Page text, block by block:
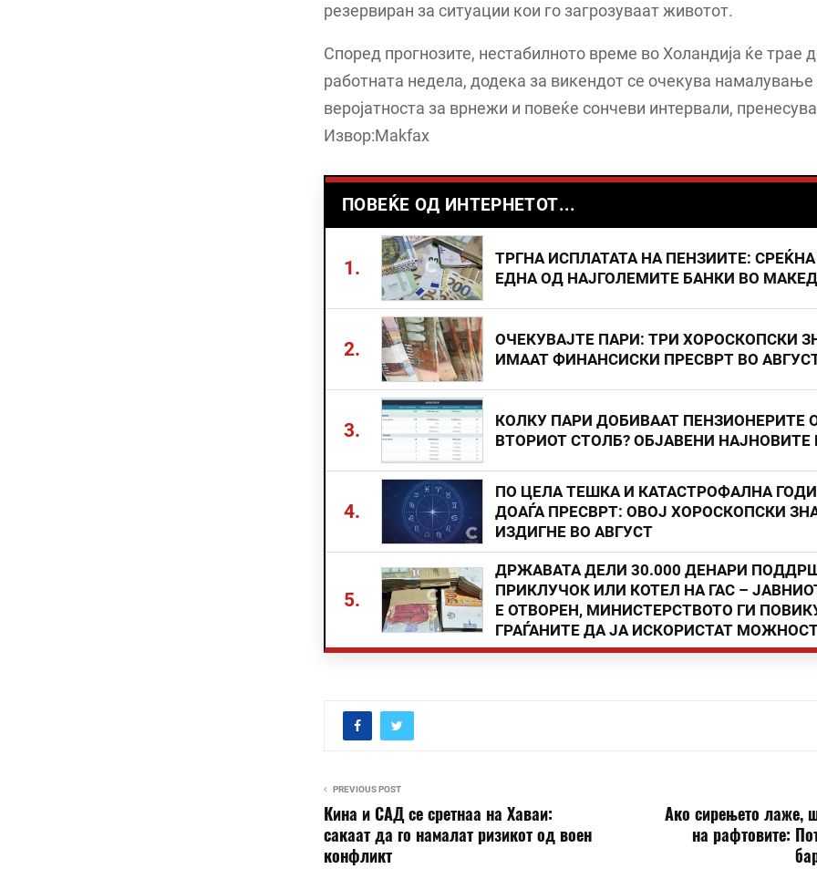
резервиран за ситуации кои го загрозуваат животот.
Според прогнозите, нестабилното време во Холандија ќе трае
работната недела, додека за викендот се очекува намалување
веројатноста за врнежи и повеќе сончеви интервали,
Извор:Makfax
ПОВЕЌЕ ОД ИНТЕРНЕТОТ...
1.
ТРГНА ИСПЛАТАТА НА ПЕНЗИИТЕ:
ЕДНА ОД НАЈГОЛЕМИТЕ БАНКИ ВО
2.
ОЧЕКУВАЈТЕ ПАРИ: ТРИ ХОРОСКОПСКИ
ИМААТ ФИНАНСИСКИ ПРЕСВРТ ВО
3.
КОЛКУ ПАРИ ДОБИВААТ ПЕНЗИОНЕРИТЕ
ВТОРИОТ СТОЛБ? ОБЈАВЕНИ НАЈНОВИТЕ
4.
ПО ЦЕЛА ТЕШКА И КАТАСТРОФАЛНА
ДОАЃА ПРЕСВРТ: ОВОЈ ХОРОСКОПСКИ
ИЗДИГНЕ ВО АВГУСТ
5.
ДРЖАВАТА ДЕЛИ 30.000 ДЕНАРИ
ПРИКЛУЧОК ИЛИ КОТЕЛ НА ГАС –
Е ОТВОРЕН, МИНИСТЕРСТВОТО ГИ
ГРАЃАНИТЕ ДА ЈА ИСКОРИСТАТ
PREVIOUS POST
Кина и САД се сретнаа на Хаваи:
сакаат да го намалат ризикот од воен
конфликт
Ако сирењето лаже,
на рафтовите: